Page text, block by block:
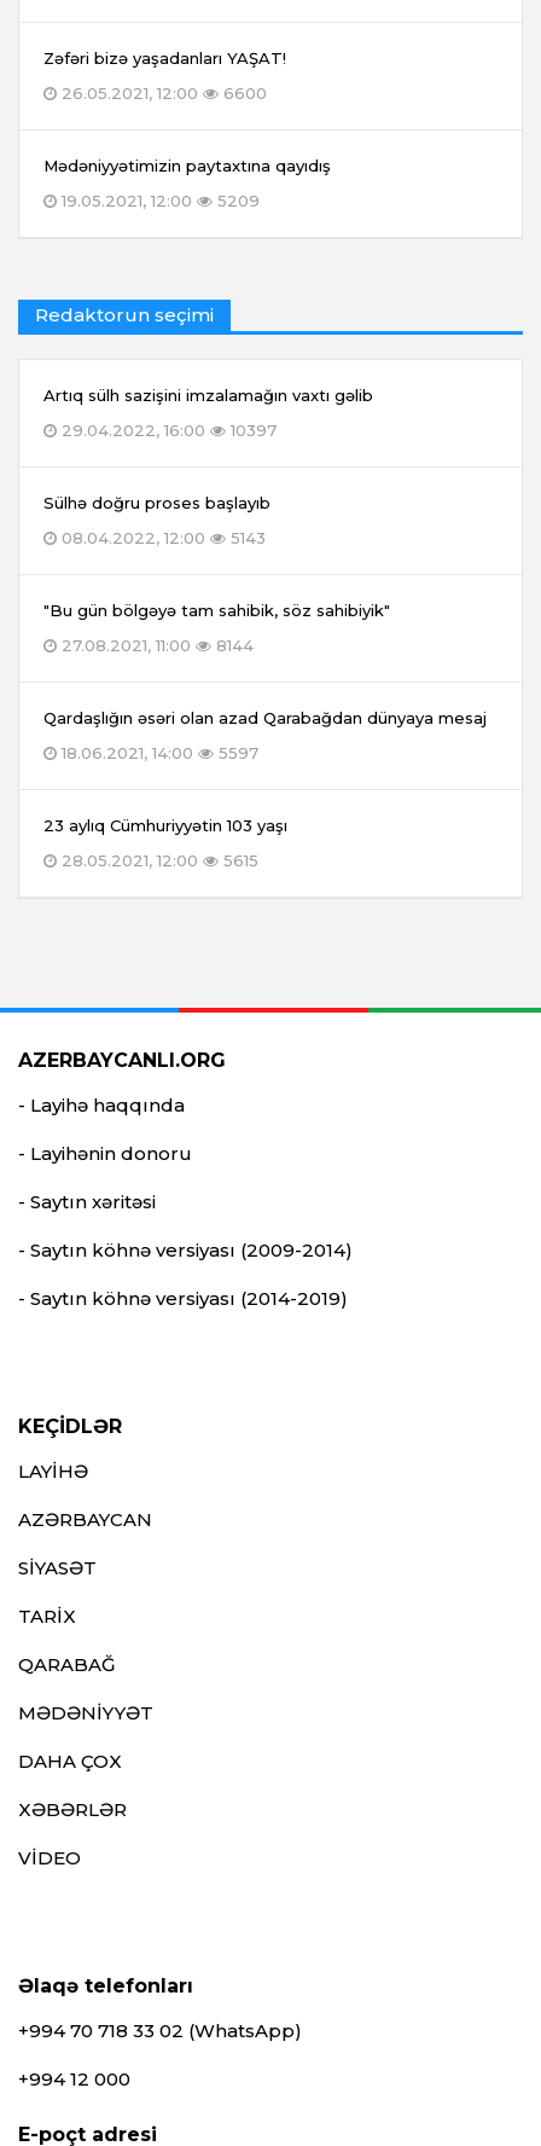
Zəfəri bizə yaşadanları YAŞAT!
26.05.2021, 12:00
6600
Mədəniyyətimizin paytaxtına qayıdış
19.05.2021, 12:00
5209
Redaktorun seçimi
Artıq sülh sazişini imzalamağın vaxtı gəlib
29.04.2022, 16:00
10397
Sülhə doğru proses başlayıb
08.04.2022, 12:00
5143
"Bu gün bölgəyə tam sahibik, söz sahibiyik"
27.08.2021, 11:00
8144
Qardaşlığın əsəri olan azad Qarabağdan dünyaya mesaj
18.06.2021, 14:00
5597
23 aylıq Cümhuriyyətin 103 yaşı
28.05.2021, 12:00
5615
AZERBAYCANLI.ORG
- Layihə haqqında
- Layihənin donoru
- Saytın xəritəsi
- Saytın köhnə versiyası (2009-2014)
- Saytın köhnə versiyası (2014-2019)
KEÇİDLƏR
LAYİHƏ
AZƏRBAYCAN
SİYASƏT
TARİX
QARABAĞ
MƏDƏNİYYƏT
DAHA ÇOX
XƏBƏRLƏR
VİDEO
Əlaqə telefonları
+994 70 718 33 02 (WhatsApp)
+994 12 000
E-poçt adresi